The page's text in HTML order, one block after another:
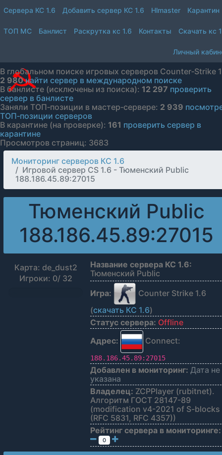
Сервера КС 1.6 Добавить сервер КС 1.6 Hlmaster Карантин
ТОП МС Банлист Раскрутка кс 1.6 Контакты Скачать кс
Личный
В глобальном поиске игровых серверов Counter‑Strike
2 980 найти сервер в международном поиске
В банлисте (исключены из поиска): 12 297 проверить
сервер в банлисте
Заняли ТОП‑позиции в мастер‑сервере: 2 939
ТОП‑позиции серверов
В карантине (на проверке): 161 проверить сервер в
карантине
Просмотров страниц: 3683
Мониторинг серверов КС 1.6
Игровой сервер CS 1.6 - Тюменский Public
188.186.45.89:27015
Тюменский Public
188.186.45.89:27015
Карта: de_dust2
Игроки: 0/ 32
Название сервера КС 1.6:
Тюменский Public
Игра:
Counter Strike 1.6
(скачать КС 1.6)
Статус сервера: Offline
Адрес:
Connect:
188.186.45.89:27015
Добавлен в мониторинг: Дата не
указана
Владелец: ZCPPlayer (rubitnet).
Алгоритм ГОСТ 28147-89
(modification v4-2021 of S-blocks
(RFC 5831, RFC 4357))
Рейтинг сервера в мониторинге:
0